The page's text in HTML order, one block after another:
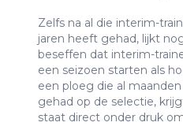
Zelfs na al die interim-
jaren heeft gehad, lijkt
beseffen dat interim-
een seizoen starten als
een ploeg die al
gehad op de selectie,
staat direct onder druk